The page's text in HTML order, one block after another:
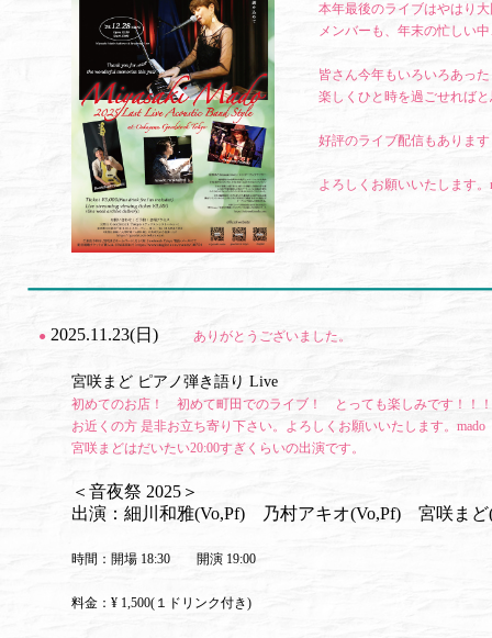
本年最後のライブはやはり大
メンバーも、年末の忙しい
皆さん今年もいろいろあっ
楽しくひと時を過ごせれば
好評のライブ配信もありま
よろしくお願いいたします。
● 2025.11.23(日) ありがとうございました。
宮咲まど ピアノ弾き語り Live
初めてのお店！ 初めて町田でのライブ！ とっても楽しみです！！！
お近くの方 是非お立ち寄り下さい。よろしくお願いいたします。mado
宮咲まどはだいたい20:00すぎくらいの出演です。
＜音夜祭 2025＞
出演：細川和雅(Vo,Pf) 乃村アキオ(Vo,Pf) 宮咲まど
時間：開場 18:30 開演 19:00
料金：¥ 1,500(１ドリンク付き)